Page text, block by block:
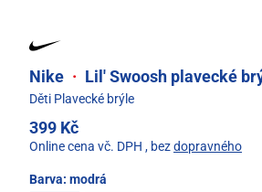
Nike · Lil' Swoosh plavecké
Děti Plavecké brýle
399 Kč
Online cena vč. DPH , bezdopravného
Barva: modrá